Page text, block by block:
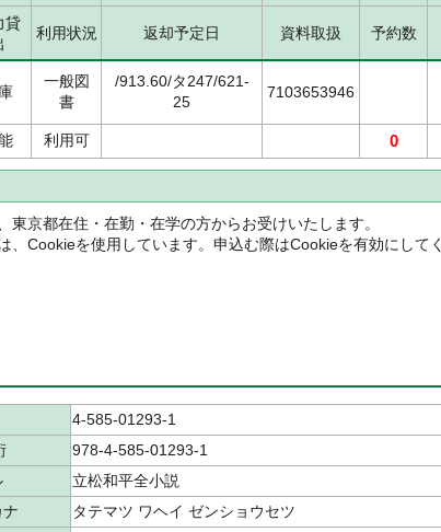
貸
利用状況 返却予定日 資料取扱 予約数
一般図
書
/913.60/タ247/621-
25
7103653946
利用可 0
東京都在住・在勤・在学の方からお受けいたします。
、Cookieを使用しています。申込む際はCookieを有効にして
4-585-01293-1
978-4-585-01293-1
立松和平全小説
タテマツ ワヘイ ゼンショウセツ